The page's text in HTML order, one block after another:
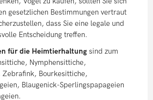
gesetzlichen Bestimmungen vertraut
dass Sie eine legale und
Entscheidung treffen.
für die Heimtierhaltungsind zum
Nymphensittiche,
Zebrafink, Bourkesittiche,
Blaugenick-Sperlingspapageien